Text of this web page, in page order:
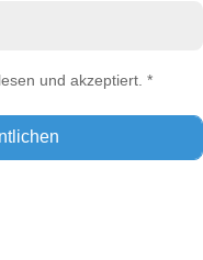
und akzeptiert. *